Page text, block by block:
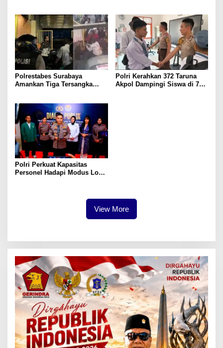
Polrestabes Surabaya
Amankan Tiga Tersangka
Polri Kerahkan 372 Taruna
Akpol Dampingi Siswa di 73
Polri Perkuat Kapasitas
Personel Hadapi Modus Love
View More